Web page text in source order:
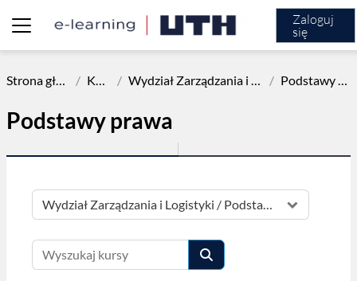
Zaloguj
się
Strona główna Kursy Wydział Zarządzania i Logistyki Podstawy prawa
Podstawy prawa
Kategorie kursów
Wyszukaj kursy
Wyszukaj kursy